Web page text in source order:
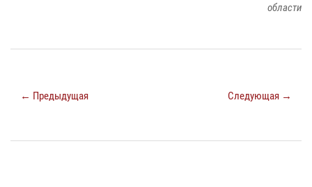
области
← Предыдущая Следующая →